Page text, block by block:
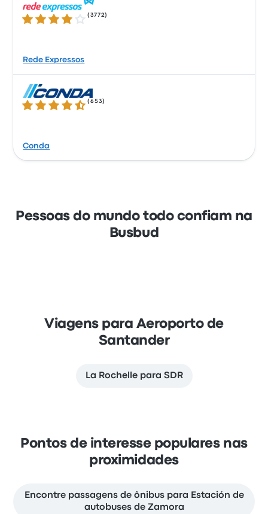
4.1 de 5 estrelas
(3772)
Rede Expressos
4.3 de 5 estrelas
(653)
Conda
Pessoas do mundo todo confiam na
Busbud
Viagens para Aeroporto de
Santander
La Rochelle para SDR
Pontos de interesse populares nas
proximidades
Encontre passagens de ônibus para Estación de
autobuses de Zamora